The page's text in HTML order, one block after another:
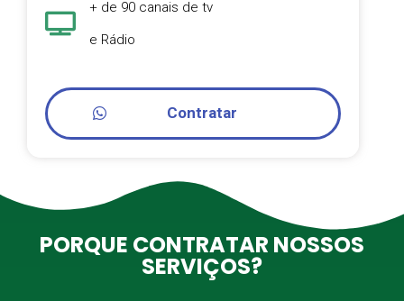
+ de 90 canais de tv
e Rádio
Contratar
PORQUE CONTRATAR NOSSOS
SERVIÇOS?